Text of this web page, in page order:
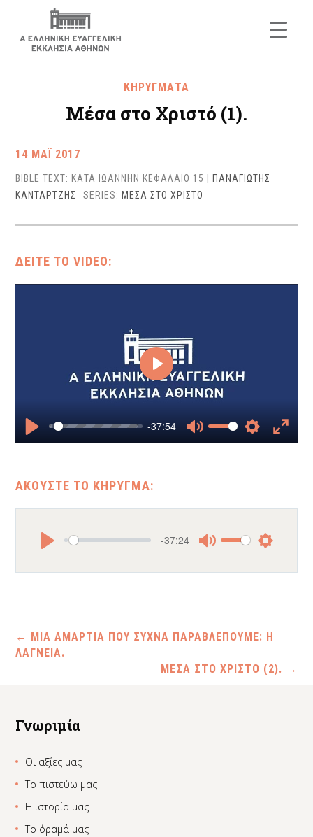
ΚΗΡΥΓΜΑΤΑ
Μέσα στο Χριστό (1).
14 ΜΑΪ 2017
BIBLE TEXT: ΚΑΤΑ ΙΩΑΝΝΗΝ ΚΕΦΑΛΑΙΟ 15
ΠΑΝΑΓΙΩΤΗΣ
ΚΑΝΤΑΡΤΖΗΣ
SERIES: ΜΕΣΑ ΣΤΟ ΧΡΙΣΤΟ
Play
-37:54
Mute
SettingsEnter
Play
-37:24
← ΜΙΑ ΑΜΑΡΤΙΑ ΠΟΥ ΣΥΧΝΑ ΠΑΡΑΒΛΕΠΟΥΜΕ: Η
ΛΑΓΝΕΙΑ.
ΜΕΣΑ ΣΤΟ ΧΡΙΣΤΟ (2). →
Γνωριμία
Οι αξίες μας
Το πιστεύω μας
Η ιστορία μας
Το όραμά μας